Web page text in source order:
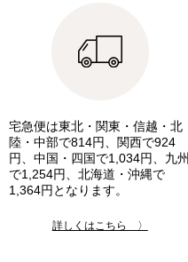
宅急便は東北・関東・信越・北
陸・中部で814円、関西で924
円、中国・四国で1,034円、九州
で1,254円、北海道・沖縄で
1,364円となります。
詳しくはこちら 〉